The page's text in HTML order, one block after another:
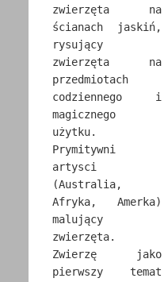
zwierzęta na
ścianach jaskiń,
rysujący
zwierzęta na
przedmiotach
codziennego i
magicznego
użytku.
Prymitywni
artysci
(Australia,
Afryka, Amerka)
malujący
zwierzęta.
Zwierzę jako
pierwszy temat